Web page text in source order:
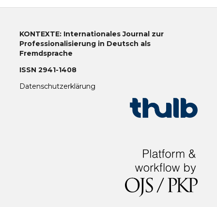
KONTEXTE: Internationales Journal zur
Professionalisierung in Deutsch als
Fremdsprache
ISSN 2941-1408
Datenschutzerklärung